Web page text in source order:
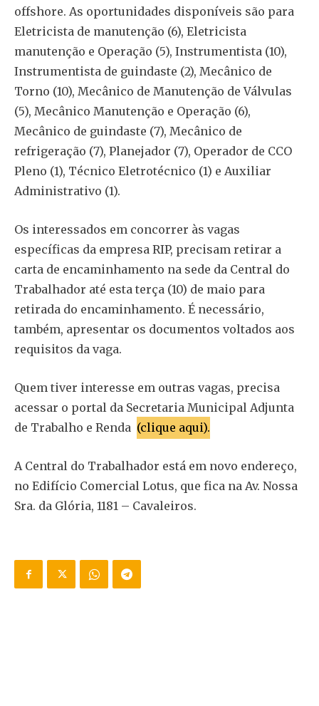
offshore. As oportunidades disponíveis são para
Eletricista de manutenção (6), Eletricista
manutenção e Operação (5), Instrumentista (10),
Instrumentista de guindaste (2), Mecânico de
Torno (10), Mecânico de Manutenção de Válvulas
(5), Mecânico Manutenção e Operação (6),
Mecânico de guindaste (7), Mecânico de
refrigeração (7), Planejador (7), Operador de CCO
Pleno (1), Técnico Eletrotécnico (1) e Auxiliar
Administrativo (1).
Os interessados em concorrer às vagas
específicas da empresa RIP, precisam retirar a
carta de encaminhamento na sede da Central do
Trabalhador até esta terça (10) de maio para
retirada do encaminhamento. É necessário,
também, apresentar os documentos voltados aos
requisitos da vaga.
Quem tiver interesse em outras vagas, precisa
acessar o portal da Secretaria Municipal Adjunta
de Trabalho e Renda (clique aqui).
A Central do Trabalhador está em novo endereço,
no Edifício Comercial Lotus, que fica na Av. Nossa
Sra. da Glória, 1181 – Cavaleiros.